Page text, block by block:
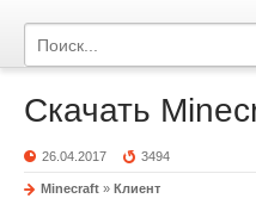
Скачать
26.04.2017 3494
Minecraft » Клиент